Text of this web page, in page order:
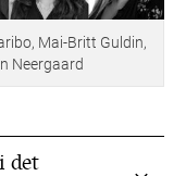
Mai-Britt Guldin,
Neergaard
det